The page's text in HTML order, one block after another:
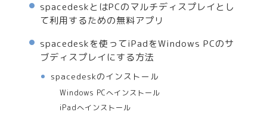
spacedeskとはPCのマルチディスプレイとし
て利用するための無料アプリ
spacedeskを使ってiPadをWindows PCのサ
ブディスプレイにする方法
spacedeskのインストール
Windows PCへインストール
iPadへインストール